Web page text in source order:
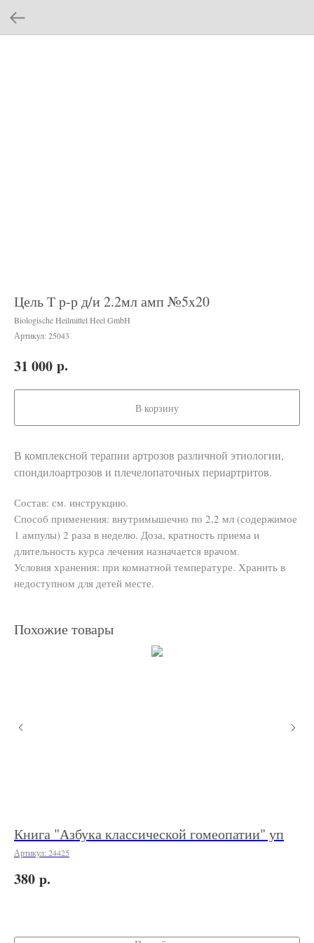
Цель Т р-р д/и 2.2мл амп №5x20
Biologische Heilmittel Heel GmbH
Артикул: 25043
31 000 р.
В корзину
В комплексной терапии артрозов различной этиологии,
спондилоартрозов и плечелопаточных периартритов.
Состав: см. инструкцию.
Способ применения: внутримышечно по 2,2 мл (содержимое
1 ампулы) 2 раза в неделю. Доза, кратность приема и
длительность курса лечения назначается врачом.
Условия хранения: при комнатной температуре. Хранить в
недоступном для детей месте.
Похожие товары
Книга "Азбука классической гомеопатии" уп
Артикул: 24425
380 р.